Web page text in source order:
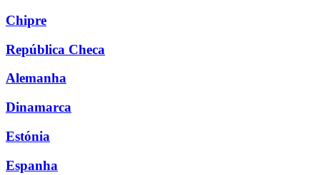
Chipre
República Checa
Alemanha
Dinamarca
Estónia
Espanha